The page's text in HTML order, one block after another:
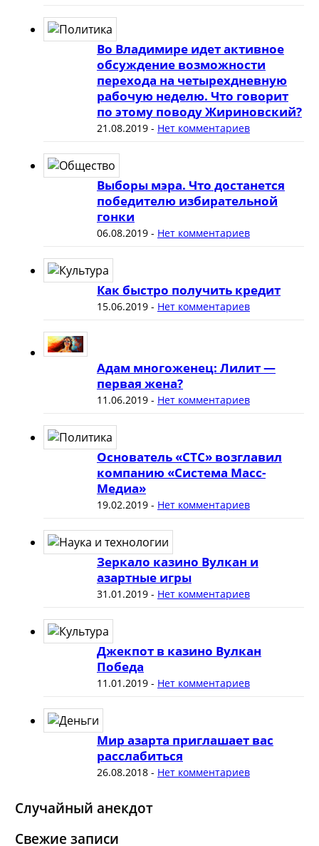
Во Владимире идет активное
обсуждение возможности
перехода на четырехдневную
рабочую неделю. Что говорит
по этому поводу Жириновский?
21.08.2019- Нет комментариев
Выборы мэра. Что достанется
победителю избирательной
гонки
06.08.2019- Нет комментариев
Как быстро получить кредит
15.06.2019- Нет комментариев
Адам многоженец: Лилит —
первая жена?
11.06.2019- Нет комментариев
Основатель «СТС» возглавил
компанию «Система Масс-
Медиа»
19.02.2019- Нет комментариев
Зеркало казино Вулкан и
азартные игры
31.01.2019- Нет комментариев
Джекпот в казино Вулкан
Победа
11.01.2019- Нет комментариев
Мир азарта приглашает вас
расслабиться
26.08.2018- Нет комментариев
Случайный анекдот
Свежие записи